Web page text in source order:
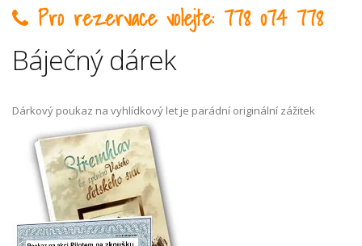
Pro rezervace volejte: 778 074 778
Báječný dárek
Dárkový poukaz na vyhlídkový let je parádní originální zážitek